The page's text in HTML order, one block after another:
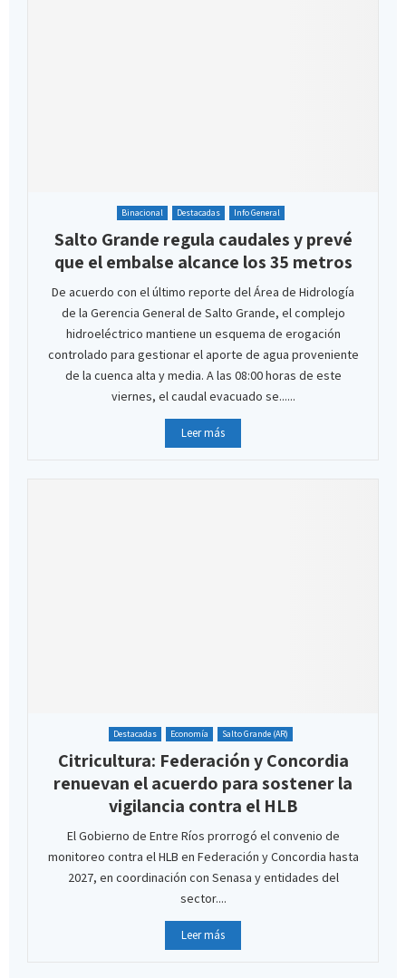
Binacional Destacadas Info General
Salto Grande regula caudales y prevé
que el embalse alcance los 35 metros
De acuerdo con el último reporte del Área de Hidrología
de la Gerencia General de Salto Grande, el complejo
hidroeléctrico mantiene un esquema de erogación
controlado para gestionar el aporte de agua proveniente
de la cuenca alta y media. A las 08:00 horas de este
viernes, el caudal evacuado se......
Leer más
Destacadas Economía Salto Grande (AR)
Citricultura: Federación y Concordia
renuevan el acuerdo para sostener la
vigilancia contra el HLB
El Gobierno de Entre Ríos prorrogó el convenio de
monitoreo contra el HLB en Federación y Concordia hasta
2027, en coordinación con Senasa y entidades del
sector....
Leer más